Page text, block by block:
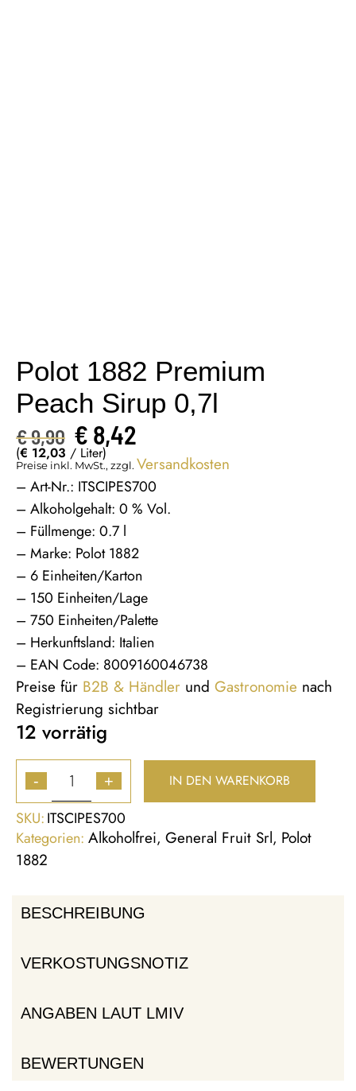
Polot 1882 Premium
Peach Sirup 0,7l
€9,90 € 8,42
(€ 12,03 / Liter)
Preise inkl. MwSt., zzgl. Versandkosten
– Art-Nr.: ITSCIPES700
– Alkoholgehalt: 0 % Vol.
– Füllmenge: 0.7 l
– Marke: Polot 1882
– 6 Einheiten/Karton
– 150 Einheiten/Lage
– 750 Einheiten/Palette
– Herkunftsland: Italien
– EAN Code: 8009160046738
Preise für B2B & Händler und Gastronomie nach
Registrierung sichtbar
12 vorrätig
- + IN DEN WARENKORB
SKU:ITSCIPES700
Kategorien: Alkoholfrei, General Fruit Srl, Polot
1882
BESCHREIBUNG
VERKOSTUNGSNOTIZ
ANGABEN LAUT LMIV
BEWERTUNGEN